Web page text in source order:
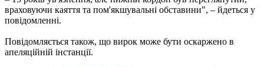
враховуючи каяття та пом'якшувальні обставини", – йдеться у
повідомленні.
Повідомляється також, що вирок може бути оскаржено в
апеляційній інстанції.